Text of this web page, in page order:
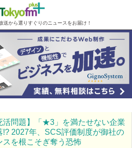
送から選りすぐりのニュースをお届け！
活問題】「★3」を満たせない企業
!? 2027年、SCS評価制度が御社の
スを根こそぎ奪う恐怖